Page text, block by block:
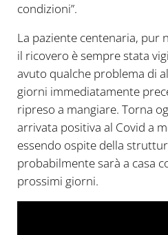
condizioni”.
La paziente centenaria, pur
il ricovero è sempre stata
avuto qualche problema di
giorni immediatamente
ripreso a mangiare. Torna
arrivata positiva al Covid a
essendo ospite della
probabilmente sarà a casa
prossimi giorni.